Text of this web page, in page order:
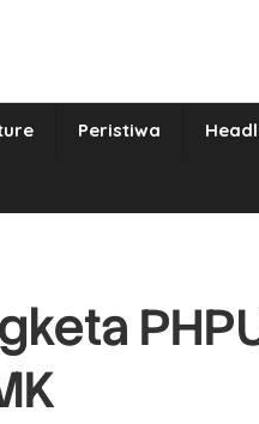
Peristiwa